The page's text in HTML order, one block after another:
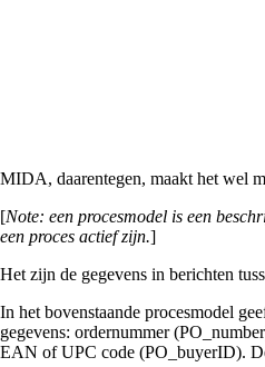
MIDA, daarentegen, maakt het wel
[Note: een procesmodel is een
een proces actief zijn.]
Het zijn de gegevens in berichten
In het bovenstaande procesmodel
gegevens: ordernummer
EAN of UPC code (PO_buyerID).